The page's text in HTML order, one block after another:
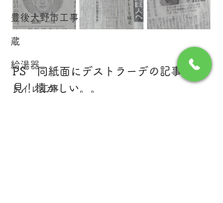
豊後大野市工事
蔵
給湯器
トイレ工事
PS　同紙面にデストラーデの記事も発
見！懐かしい。。